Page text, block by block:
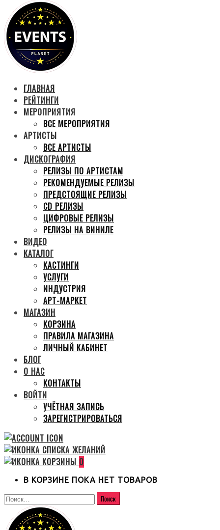
ГЛАВНАЯ
РЕЙТИНГИ
МЕРОПРИЯТИЯ
ВСЕ МЕРОПРИЯТИЯ
АРТИСТЫ
ВСЕ АРТИСТЫ
ДИСКОГРАФИЯ
РЕЛИЗЫ ПО АРТИСТАМ
РЕКОМЕНДУЕМЫЕ РЕЛИЗЫ
ПРЕДСТОЯЩИЕ РЕЛИЗЫ
CD РЕЛИЗЫ
ЦИФРОВЫЕ РЕЛИЗЫ
РЕЛИЗЫ НА ВИНИЛЕ
ВИДЕО
КАТАЛОГ
КАСТИНГИ
УСЛУГИ
ИНДУСТРИЯ
АРТ-МАРКЕТ
МАГАЗИН
КОРЗИНА
ПРАВИЛА МАГАЗИНА
ЛИЧНЫЙ КАБИНЕТ
БЛОГ
О НАС
КОНТАКТЫ
ВОЙТИ
УЧЁТНАЯ ЗАПИСЬ
ЗАРЕГИСТРИРОВАТЬСЯ
0
В КОРЗИНЕ ПОКА НЕТ ТОВАРОВ